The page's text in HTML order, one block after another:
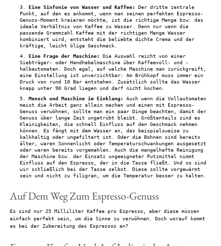
Eine Sinfonie von Wasser und Kaffee:
Der dritte zentrale
Punkt, auf den es ankommt, wenn man seinen perfekten Espresso-
Genuss-Moment kreieren möchte, ist die richtige Menge bzw. das
ideale Verhältnis von Kaffee zu Wasser. Denn nur wenn die
passende Grammzahl Kaffee mit der richtigen Menge Wasser
kombiniert wird, entsteht die beliebte dichte Crema und der
kräftige, leicht ölige Geschmack.
Eine Frage der Maschine:
Die Auswahl reicht von einer
Siebträger- oder Handhebelmaschine über Kaffeevoll- und -
halbautomaten. Doch egal, auf welche Maschine man zurückgreift,
eine Einstellung ist unverzichtbar: Am Brühkopf muss immer ein
Druck von rund 10 Bar entstehen. Zusätzlich sollte das Wasser
knapp unter 90 Grad liegen und darf nicht kochen.
Mensch und Maschine im Einklang:
Auch wenn die Vollautomaten
meist die Arbeit ganz allein machen und einen mit Espresso-
Genuss verwöhnen, sollte man ein paar Dinge beachten, damit der
Genuss über lange Zeit ungetrübt bleibt. Größtenteils sind es
Kleinigkeiten, die schnell Einfluss auf den Geschmack nehmen
können. Es fängt mit dem Wasser an, das beispielsweise zu
kalkhaltig oder ungefiltert ist. Oder die Bohnen sind bereits
älter, waren Sonnenlicht oder Temperaturschwankungen ausgesetzt
oder waren bereits vorgemahlen. Auch die mangelhafte Reinigung
der Maschine bzw. der Einsatz ungeeigneter Putzmittel nimmt
Einfluss auf den Espresso, der in die Tasse fließt. Und so sind
wir schließlich bei der Tasse selbst. Diese sollte vorgewärmt
sein und nicht zu filigran, um die Temperatur besser zu halten.
Auf Dem Weg Zum Espresso-Genuss
Es sind nur 25 Milliliter Kaffee pro Espresso, aber diese müssen
einfach perfekt sein, um die Sinne zu verwöhnen. Doch worauf kommt
es bei der Zubereitung des Espressos an?